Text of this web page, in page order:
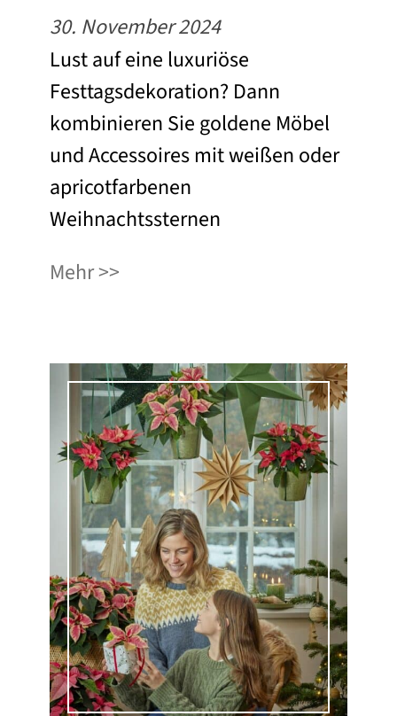
30. November 2024
Lust auf eine luxuriöse
Festtagsdekoration? Dann
kombinieren Sie goldene Möbel
und Accessoires mit weißen oder
apricotfarbenen
Weihnachtssternen
Mehr